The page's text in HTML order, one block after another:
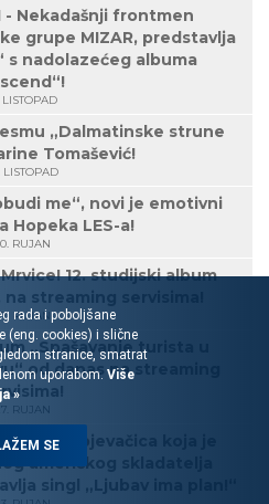
- Nekadašnji frontmen
grupe MIZAR, predstavlja
s nadolazećeg albuma
LISTOPAD
„Dalmatinske strune
Tomašević!
LISTOPAD
me“, novi je emotivni
Hopeka LES-a!
RUJAN
12. studijski album
streaming servisima!
RUJAN
„Spašavanje turista u
od danas na streaming
RUJAN
pjevačica koja je
američkog skladatelja
singl „Ljubav ima plan!“
rada i poboljšane
(eng. cookies) i slične
stranice, smatrat
uporabom. Više
»
SE